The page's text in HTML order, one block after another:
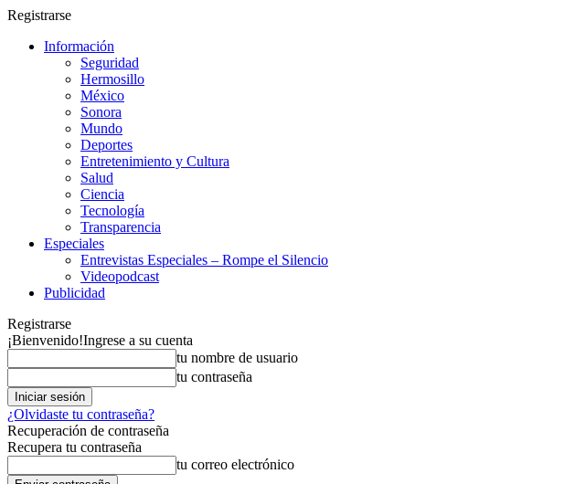
Registrarse
Información
Seguridad
Hermosillo
México
Sonora
Mundo
Deportes
Entretenimiento y Cultura
Salud
Ciencia
Tecnología
Transparencia
Especiales
Entrevistas Especiales – Rompe el Silencio
Videopodcast
Publicidad
Registrarse
¡Bienvenido!Ingrese a su cuenta
tu nombre de usuario
tu contraseña
¿Olvidaste tu contraseña?
Recuperación de contraseña
Recupera tu contraseña
tu correo electrónico